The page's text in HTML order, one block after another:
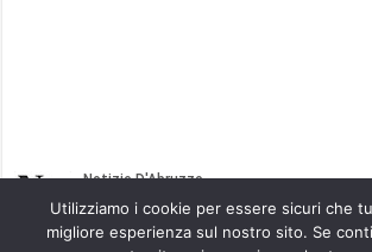
Utilizziamo i cookie per essere sicuri che
migliore esperienza sul nostro sito. Se